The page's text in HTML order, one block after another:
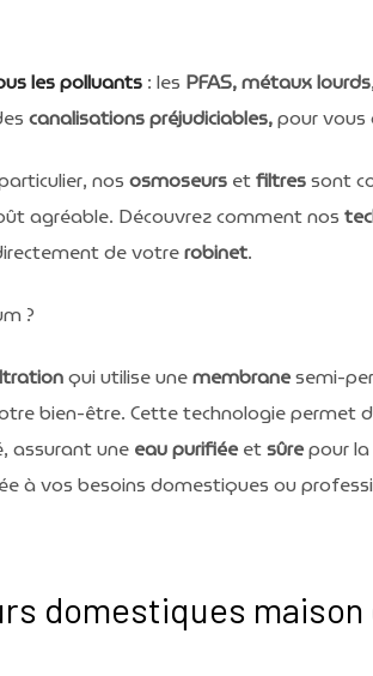
les polluants : les PFAS, métaux lourds,
canalisations préjudiciables,pour vous
nos osmoseurs etfiltressont
agréable. Découvrez comment nos
de votrerobinet.
?
qui utilise unemembranesemi-
bien-être. Cette technologie permet
assurant une eau purifiéeetsûrepour la
à vos besoins domestiques ou
domestiques